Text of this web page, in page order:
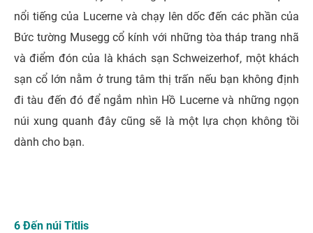
nổi tiếng của Lucerne và chạy lên dốc đến các phần của
Bức tường Musegg cổ kính với những tòa tháp trang nhã
và điểm đón của là khách sạn Schweizerhof, một khách
sạn cổ lớn nằm ở trung tâm thị trấn nếu bạn không định
đi tàu đến đó để ngắm nhìn Hồ Lucerne và những ngọn
núi xung quanh đây cũng sẽ là một lựa chọn không tồi
dành cho bạn.
6 Đến núi Titlis